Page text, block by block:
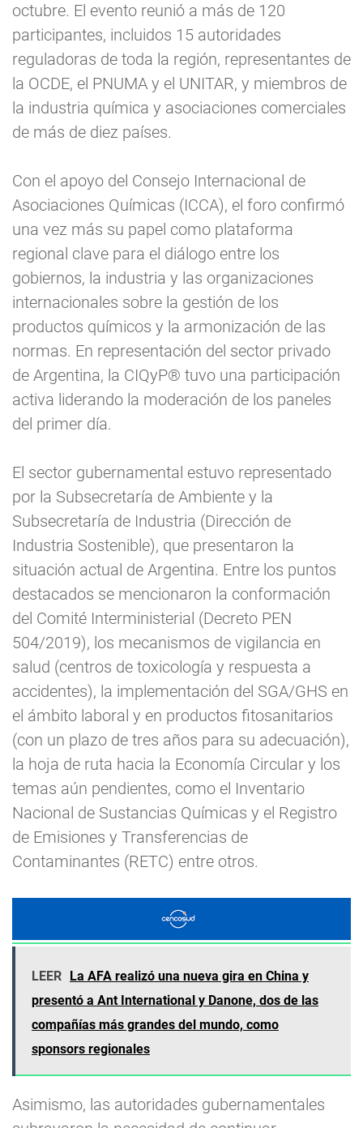
octubre. El evento reunió a más de 120
participantes, incluidos 15 autoridades
reguladoras de toda la región, representantes de
la OCDE, el PNUMA y el UNITAR, y miembros de
la industria química y asociaciones comerciales
de más de diez países.
Con el apoyo del Consejo Internacional de
Asociaciones Químicas (ICCA), el foro confirmó
una vez más su papel como plataforma
regional clave para el diálogo entre los
gobiernos, la industria y las organizaciones
internacionales sobre la gestión de los
productos químicos y la armonización de las
normas. En representación del sector privado
de Argentina, la CIQyP® tuvo una participación
activa liderando la moderación de los paneles
del primer día.
El sector gubernamental estuvo representado
por la Subsecretaría de Ambiente y la
Subsecretaría de Industria (Dirección de
Industria Sostenible), que presentaron la
situación actual de Argentina. Entre los puntos
destacados se mencionaron la conformación
del Comité Interministerial (Decreto PEN
504/2019), los mecanismos de vigilancia en
salud (centros de toxicología y respuesta a
accidentes), la implementación del SGA/GHS en
el ámbito laboral y en productos fitosanitarios
(con un plazo de tres años para su adecuación),
la hoja de ruta hacia la Economía Circular y los
temas aún pendientes, como el Inventario
Nacional de Sustancias Químicas y el Registro
de Emisiones y Transferencias de
Contaminantes (RETC) entre otros.
LEER
La AFA realizó una nueva gira en China y
presentó a Ant International y Danone, dos de las
compañías más grandes del mundo, como
sponsors regionales
Asimismo, las autoridades gubernamentales